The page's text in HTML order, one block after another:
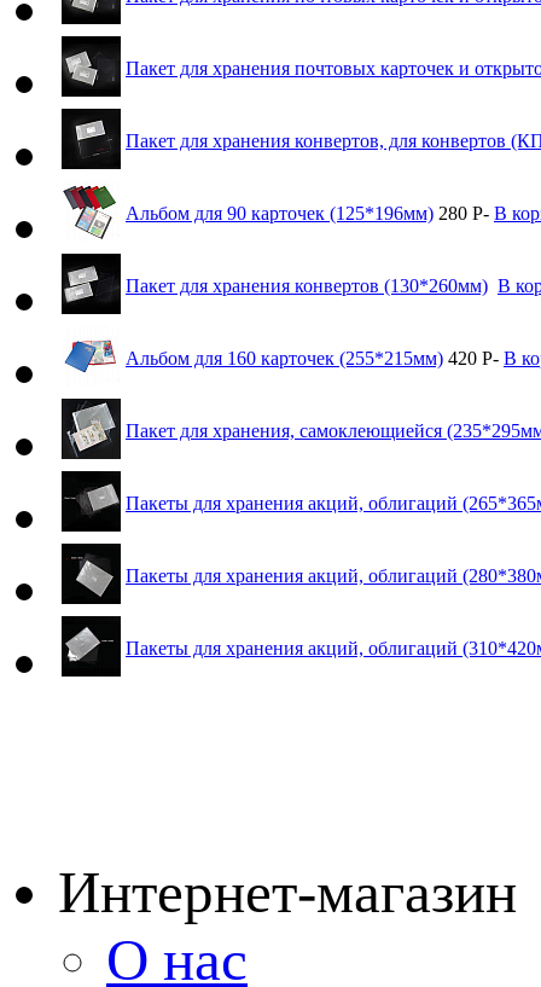
Пакет для хранения почтовых карточек и
Пакет для хранения конвертов, для конвертов
Альбом для 90 карточек (125*196мм) 280 Р- В
Пакет для хранения конвертов (130*260мм) В
Альбом для 160 карточек (255*215мм) 420 Р- В
Пакет для хранения, самоклеющиейся
Пакеты для хранения акций, облигаций
Пакеты для хранения акций, облигаций
Пакеты для хранения акций, облигаций
Интернет-магазин
О нас